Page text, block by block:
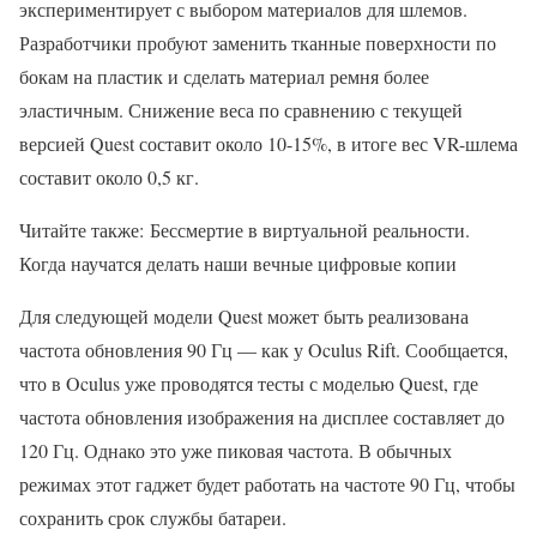
экспериментирует с выбором материалов для шлемов.
Разработчики пробуют заменить тканные поверхности по
бокам на пластик и сделать материал ремня более
эластичным. Снижение веса по сравнению с текущей
версией Quest составит около 10-15%, в итоге вес VR-шлема
составит около 0,5 кг.
Читайте также: Бессмертие в виртуальной реальности.
Когда научатся делать наши вечные цифровые копии
Для следующей модели Quest может быть реализована
частота обновления 90 Гц — как у Oculus Rift. Сообщается,
что в Oculus уже проводятся тесты с моделью Quest, где
частота обновления изображения на дисплее составляет до
120 Гц. Однако это уже пиковая частота. В обычных
режимах этот гаджет будет работать на частоте 90 Гц, чтобы
сохранить срок службы батареи.